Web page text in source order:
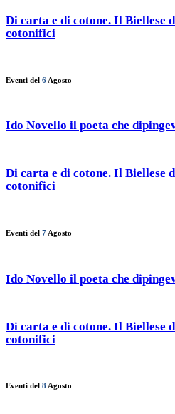
Di carta e di cotone. Il Biellese
cotonifici
Eventi del 6 Agosto
Ido Novello il poeta che
Di carta e di cotone. Il Biellese
cotonifici
Eventi del 7 Agosto
Ido Novello il poeta che
Di carta e di cotone. Il Biellese
cotonifici
Eventi del 8 Agosto